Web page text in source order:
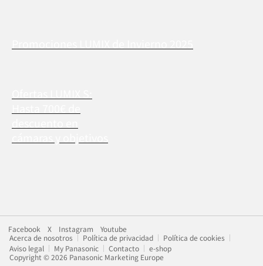
Facebook X Instagram
Youtube
Acerca de nosotros
Política de privacidad
Política de cookies
Aviso legal
My Panasonic Contacto
e-shop
Copyright © 2026 Panasonic Marketing Europe